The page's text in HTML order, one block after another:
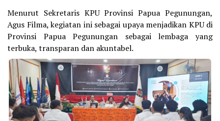
Menurut Sekretaris KPU Provinsi Papua Pegunungan,
Agus Filma, kegiatan ini sebagai upaya menjadikan KPU di
Provinsi Papua Pegunungan sebagai lembaga yang
terbuka, transparan dan akuntabel.